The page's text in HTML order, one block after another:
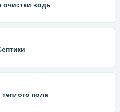
очистки воды
пола